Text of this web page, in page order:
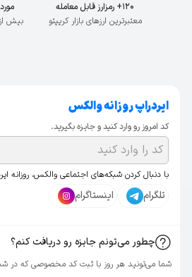
۱۲۰+ رمزارز قابل معامله
معتبرترین ارزهای بازار کریپتو
بیش
ایردراپ روزانه والکس
کد امروز رو وارد کنید و جایزه بگیرید.
با دنبال کردن شبکه‌های اجتماعی والکس، روزانه
تلگرام اینستاگرام
چطور می‌تونم جایزه رو دریافت کنم؟
شما می‌تونید هر روز با ثبت کد مخصوصی که در